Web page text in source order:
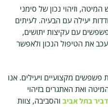
וזיהוי נכון של סימני
יעילה עם הבעיה. לעיתים
עם עקיצות יתושים,
את הטיפול הנכון ולאפשר
מקצועיים ויעילים. אנו
ואת האתגרים בזיהוי
בתל אביב והסביבה, צוות